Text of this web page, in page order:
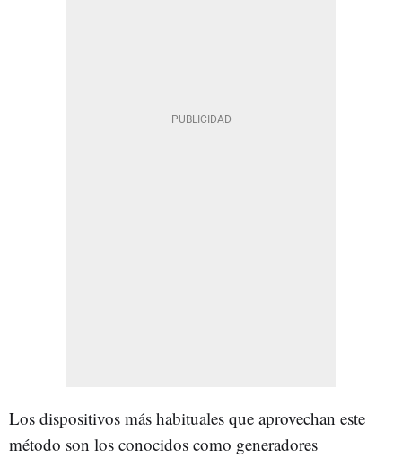
Los dispositivos más habituales que aprovechan este
método son los conocidos como generadores